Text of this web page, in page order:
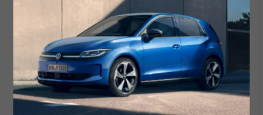
Cupra Leon TSI DSG
49.600 km | 12/2022 | Benzin | 150 PS (110 kW)
26.200€ ab 227 € mtl.
Verbrauch: 6.1 l/100km | Emissionen: 138 g CO₂/km